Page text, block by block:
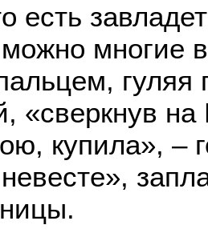
есть
можно многие
«сверкнув
купила», –